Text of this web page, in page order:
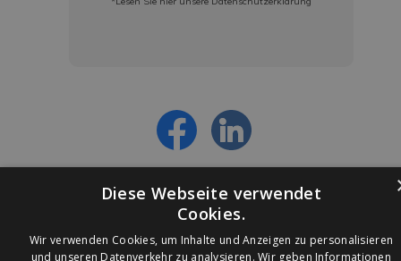
Diese Webseite verwendet
Cookies.
Wir verwenden Cookies, um Inhalte und Anzeigen zu personalisieren
und unseren Datenverkehr zu analysieren. Wir geben Informationen